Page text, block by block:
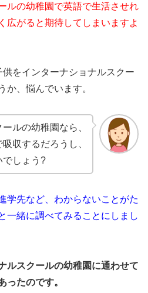
ルの幼稚園で英語で生活させれ
広がると期待してしまいますよ
をインターナショナルスクー
か、悩んでいます。
ルの幼稚園なら、
収するだろうし、
でしょう?
学先など、わからないことがた
一緒に調べてみることにしまし
ルスクールの幼稚園に通わせて
ったのです。